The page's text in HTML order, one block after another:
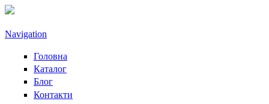
Przejdź do treści
Navigation
Головна
Каталог
Блог
Контакти